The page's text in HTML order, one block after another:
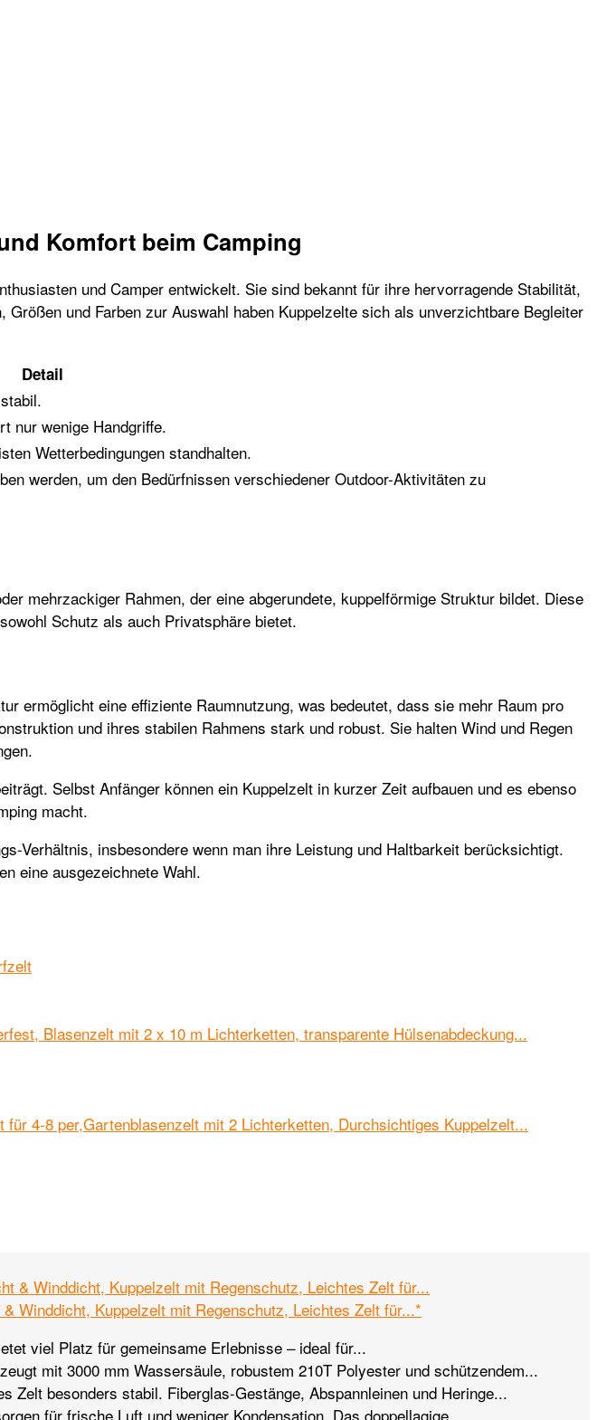
Komfort beim Camping
und Camper entwickelt. Sie sind bekannt für ihre hervorragende Stabilität,
und Farben zur Auswahl haben Kuppelzelte sich als unverzichtbare Begleiter
Detail
nur wenige Handgriffe.
Wetterbedingungen standhalten.
werden, um den Bedürfnissen verschiedener Outdoor-Aktivitäten zu
mehrzackiger Rahmen, der eine abgerundete, kuppelförmige Struktur bildet. Diese
Schutz als auch Privatsphäre bietet.
ermöglicht eine effiziente Raumnutzung, was bedeutet, dass sie mehr Raum pro
und ihres stabilen Rahmens stark und robust. Sie halten Wind und Regen
Selbst Anfänger können ein Kuppelzelt in kurzer Zeit aufbauen und es ebenso
macht.
Verhältnis, insbesondere wenn man ihre Leistung und Haltbarkeit berücksichtigt.
eine ausgezeichnete Wahl.
Winddicht, Kuppelzelt mit Regenschutz, Leichtes Zelt für...*
viel Platz für gemeinsame Erlebnisse – ideal für...
mit 3000 mm Wassersäule, robustem 210T Polyester und schützendem...
besonders stabil. Fiberglas-Gestänge, Abspannleinen und Heringe...
für frische Luft und weniger Kondensation. Das doppellagige...